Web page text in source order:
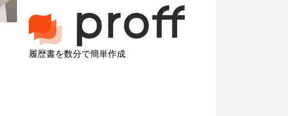
履歴書を数分で簡単作成